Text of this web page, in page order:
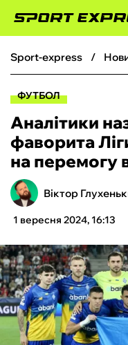
ФУТБОЛ
БОКС
ХОКЕЙ
ТЕНІС
КІБЕРСПОРТ
ЧС-2026
ФУТЗАЛ
sport-express
ФУТБОЛ
Аналітики
фаворита
на перемогу
Віктор
1 вересня 2024, 16:13